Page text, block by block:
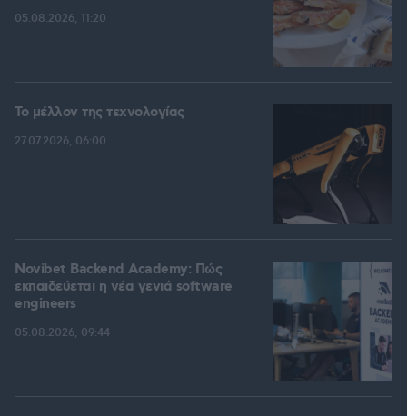
05.08.2026, 11:20
Το μέλλον της τεχνολογίας
27.07.2026, 06:00
Novibet Backend Academy: Πώς
εκπαιδεύεται η νέα γενιά software
engineers
05.08.2026, 09:44